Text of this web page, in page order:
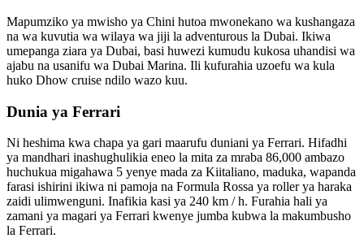
Mapumziko ya mwisho ya Chini hutoa mwonekano wa kushangaza
na wa kuvutia wa wilaya wa jiji la adventurous la Dubai. Ikiwa
umepanga ziara ya Dubai, basi huwezi kumudu kukosa uhandisi wa
ajabu na usanifu wa Dubai Marina. Ili kufurahia uzoefu wa kula
huko Dhow cruise ndilo wazo kuu.
Dunia ya Ferrari
Ni heshima kwa chapa ya gari maarufu duniani ya Ferrari. Hifadhi
ya mandhari inashughulikia eneo la mita za mraba 86,000 ambazo
huchukua migahawa 5 yenye mada za Kiitaliano, maduka, wapanda
farasi ishirini ikiwa ni pamoja na Formula Rossa ya roller ya haraka
zaidi ulimwenguni. Inafikia kasi ya 240 km / h. Furahia hali ya
zamani ya magari ya Ferrari kwenye jumba kubwa la makumbusho
la Ferrari.